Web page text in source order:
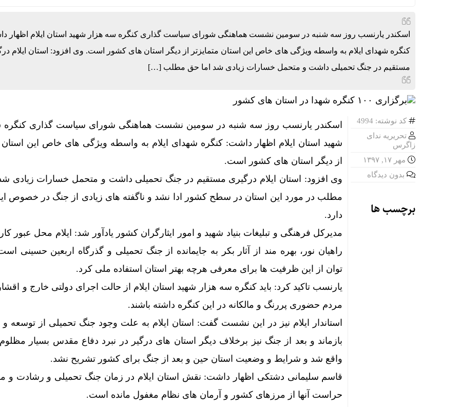
اسکندر یارنسب روز سه شنبه در سومین نشست هماهنگی شورای سیاست گذاری کنگره سه هزار شهید استان ایلام اظهار
کنگره شهدای ایلام به واسطه ویژگی های خاص این استان متمایزتر از دیگر استان های کشور است. وی افزود: استان ایلام
مستقیم در جنگ تحمیلی داشت و متحمل خسارات زیادی شد اما حق مطلب […]
کد نوشته: 4994
تحریریه ندای
زاگرس
مهر ۱۷, ۱۳۹۷
بدون دیدگاه
برچسب ها
اسکندر یارنسب روز سه شنبه در سومین نشست هماهنگی شورای سیاست گذاری کنگره
شهید استان ایلام اظهار داشت: کنگره شهدای ایلام به واسطه ویژگی های خاص این استان
از دیگر استان های کشور است.
وی افزود: استان ایلام درگیری مستقیم در جنگ تحمیلی داشت و متحمل خسارات زیادی
مطلب در مورد این استان در سطح کشور ادا نشد و ناگفته های زیادی از جنگ در خصوص
دارد.
مدیرکل فرهنگی و تبلیغات بنیاد شهید و امور ایثارگران کشور یادآور شد: ایلام محل عبور
راهیان نور، بهره مند از آثار بکر به جایمانده از جنگ تحمیلی و گذرگاه اربعین حسینی
توان از این ظرفیت ها برای معرفی هرچه بهتر استان استفاده ملی کرد.
یارنسب تاکید کرد: باید کنگره سه هزار شهید استان ایلام از حالت اجرای دولتی خارج و
مردم حضوری پررنگ و مالکانه در این کنگره داشته باشند.
استاندار ایلام نیز در این نشست گفت: استان ایلام به علت وجود جنگ تحمیلی از توسعه
بازماند و بعد از جنگ نیز برخلاف دیگر استان های درگیر در نبرد دفاع مقدس بسیار
واقع شد و شرایط و وضعیت استان حین و بعد از جنگ برای کشور تشریح نشد.
قاسم سلیمانی دشتکی اظهار داشت: نقش استان ایلام در زمان جنگ تحمیلی و رشادت و
حراست آنها از مرزهای کشور و آرمان های نظام مغفول مانده است.